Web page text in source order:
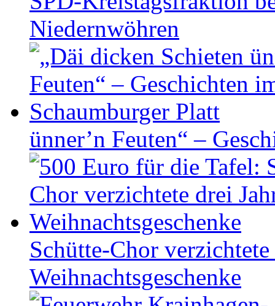
Niedernwöhren
ünner’n Feuten“ –
Schütte-Chor
Weihnachtsgeschenke